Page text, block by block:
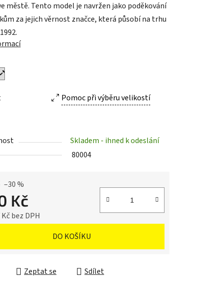
městě. Tento model je navržen jako poděkování
za jejich věrnost značce, která působí na trhu
Pomoc při výběru velikostí
Skladem - ihned k odeslání
80004
–30 %
Kč
bez DPH
DO KOŠÍKU
Zeptat se Sdílet